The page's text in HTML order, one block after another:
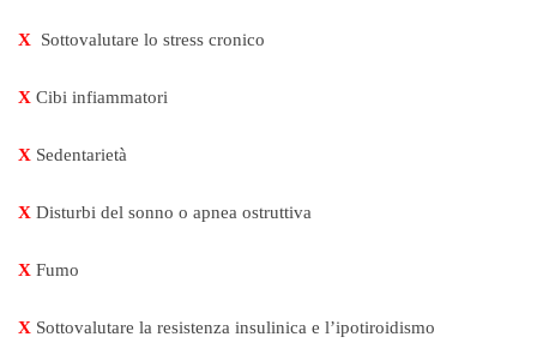
X Sottovalutare lo stress cronico
X Cibi infiammatori
X Sedentarietà
X Disturbi del sonno o apnea ostruttiva
X Fumo
X Sottovalutare la resistenza insulinica e l’ipotiroidismo